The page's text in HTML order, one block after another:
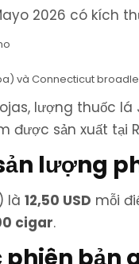
2026 có kích
và Connecticut
lượng thuốc
được sản xuất
lượng
là12,50 USD mỗi
cigar.